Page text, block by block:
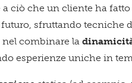
ciò che un cliente ha
futuro, sfruttando tecniche
nel combinare la
esperienze uniche in